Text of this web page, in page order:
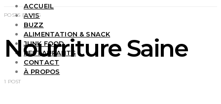
ACCUEIL
AVIS
BUZZ
ALIMENTATION & SNACK
JUNK FOOD
RESTAURANTS
CONTACT
À PROPOS
POSTS BY TAG
Nourriture Saine
1 POST